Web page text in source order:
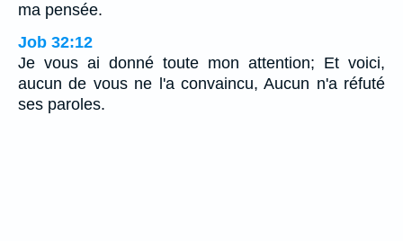
ma pensée.
Job 32:12
Je vous ai donné toute mon attention; Et voici,
aucun de vous ne l'a convaincu, Aucun n'a réfuté
ses paroles.